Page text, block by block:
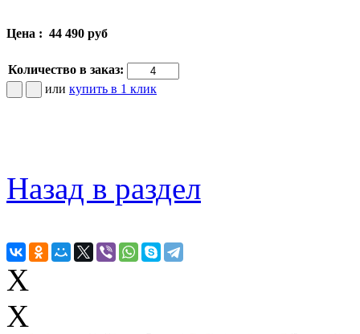
Цена : 44 490 руб
Количество в заказ:
или купить в 1 клик
Назад в раздел
X
X